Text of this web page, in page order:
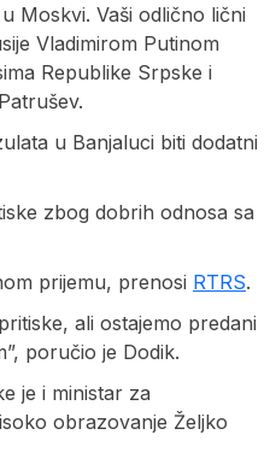
Moskvi. Vaši odlično lični
Vladimirom Putinom
Republike Srpske i
u Banjaluci biti dodatni
zbog dobrih odnosa sa
prijemu, prenosi RTRS.
ali ostajemo predani
poručio je Dodik.
je i ministar za
obrazovanje Željko